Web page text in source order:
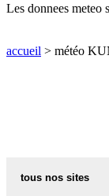
Les donnees meteo
accueil > météo
tous nos sites